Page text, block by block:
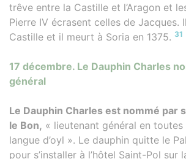
trêve entre la Castille et l’Aragon et
Pierre IV écrasent celles de Jacques.
Castille et il meurt à Soria en 1375. 31
17 décembre. Le Dauphin Charles
général
Le Dauphin Charles est nommé par
le Bon, « lieutenant général en
langue d’oyl ». Le dauphin quitte le
pour s’installer à l’hôtel Saint-Pol sur